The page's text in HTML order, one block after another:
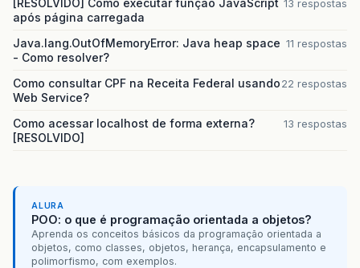
após página carregada
13 respostas
Java.lang.OutOfMemoryError: Java heap space
- Como resolver?
11 respostas
Como consultar CPF na Receita Federal usando
Web Service?
22 respostas
Como acessar localhost de forma externa?
[RESOLVIDO]
13 respostas
ALURA
POO: o que é programação orientada a objetos?
Aprenda os conceitos básicos da programação orientada a
objetos, como classes, objetos, herança, encapsulamento e
polimorfismo, com exemplos.